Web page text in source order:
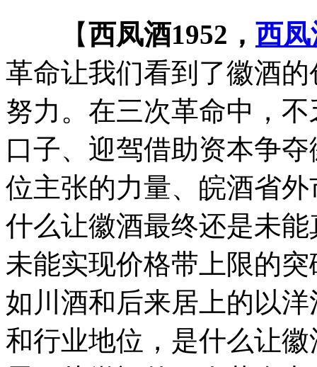
【西凤酒1952， 西
革命让我们看到了徽酒
努力。在三次革命中，
口子、迎驾借助资本争
位主张的力量、皖酒省
什么让徽酒最终还是未
未能实现价格带上限的
如川酒和后来居上的以
和行业地位，是什么让